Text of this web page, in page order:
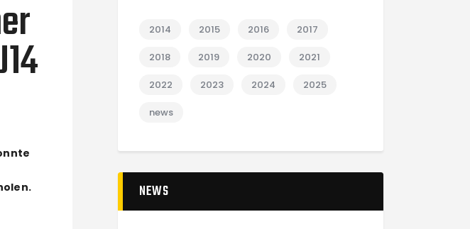
2014 2015 2016 2017
2018 2019 2020 2021
2022 2023 2024 2025
news
NEWS